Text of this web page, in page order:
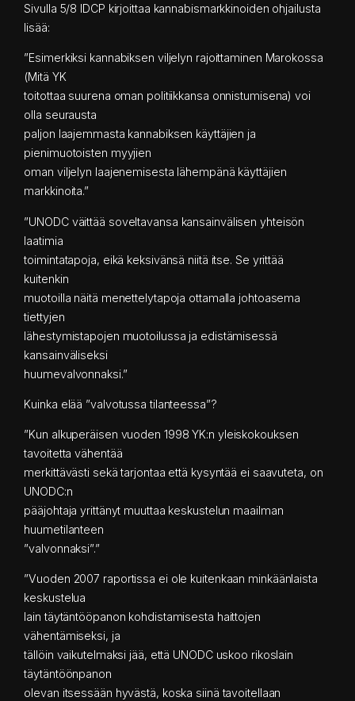
Sivulla 5/8 IDCP kirjoittaa kannabismarkkinoiden ohjailusta
lisää:
”Esimerkiksi kannabiksen viljelyn rajoittaminen Marokossa
(Mitä YK
toitottaa suurena oman politiikkansa onnistumisena) voi
olla seurausta
paljon laajemmasta kannabiksen käyttäjien ja
pienimuotoisten myyjien
oman viljelyn laajenemisesta lähempänä käyttäjien
markkinoita.”
”UNODC väittää soveltavansa kansainvälisen yhteisön
laatimia
toimintatapoja, eikä keksivänsä niitä itse. Se yrittää
kuitenkin
muotoilla näitä menettelytapoja ottamalla johtoasema
tiettyjen
lähestymistapojen muotoilussa ja edistämisessä
kansainväliseksi
huumevalvonnaksi.”
Kuinka elää ”valvotussa tilanteessa”?
”Kun alkuperäisen vuoden 1998 YK:n yleiskokouksen
tavoitetta vähentää
merkittävästi sekä tarjontaa että kysyntää ei saavuteta, on
UNODC:n
pääjohtaja yrittänyt muuttaa keskustelun maailman
huumetilanteen
”valvonnaksi”.”
”Vuoden 2007 raportissa ei ole kuitenkaan minkäänlaista
keskustelua
lain täytäntööpanon kohdistamisesta haittojen
vähentämiseksi, ja
tällöin vaikutelmaksi jää, että UNODC uskoo rikoslain
täytäntöönpanon
olevan itsessään hyvästä, koska siinä tavoitellaan